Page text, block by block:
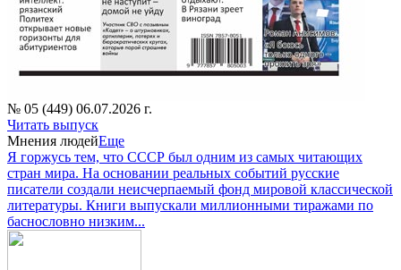
№ 05 (449) 06.07.2026 г.
Читать выпуск
Мнения людейЕще
Я горжусь тем, что СССР был одним из самых читающих
стран мира. На основании реальных событий русские
писатели создали неисчерпаемый фонд мировой классической
литературы. Книги выпускали миллионными тиражами по
баснословно низким...